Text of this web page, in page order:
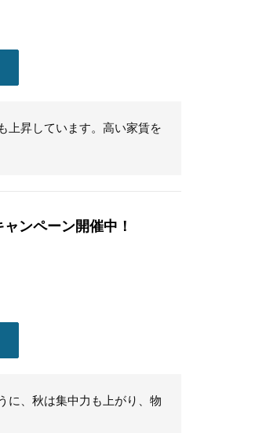
上昇しています。高い家賃を
ャンペーン開催中！
に、秋は集中力も上がり、物